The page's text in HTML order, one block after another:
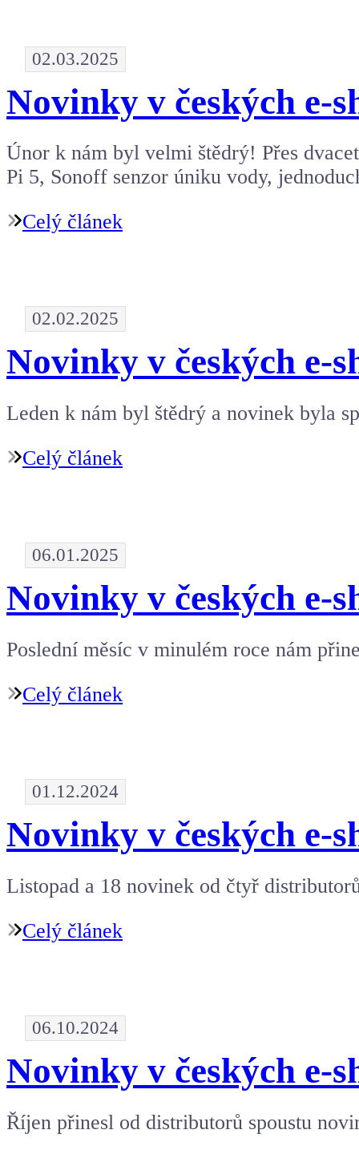
02.03.2025
Novinky v českých e-
Únor k nám byl velmi štědrý! Přes
Pi 5, Sonoff senzor úniku vody,
Celý článek
02.02.2025
Novinky v českých e-
Leden k nám byl štědrý a novinek byla
Celý článek
06.01.2025
Novinky v českých e-
Poslední měsíc v minulém roce nám
Celý článek
01.12.2024
Novinky v českých e-
Listopad a 18 novinek od čtyř
Celý článek
06.10.2024
Novinky v českých e-
Říjen přinesl od distributorů spoustu